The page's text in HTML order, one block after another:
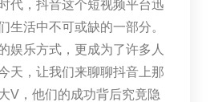
代，抖音这个短视频平台迅
生活中不可或缺的一部分。
娱乐方式，更成为了许多人
天，让我们来聊聊抖音上那
V，他们的成功背后究竟隐